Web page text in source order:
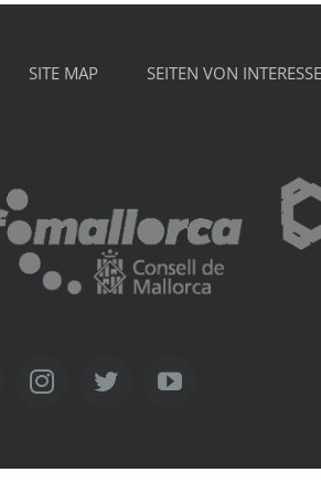
SITE MAP SEITEN VON INTERESSE
FacebookInstagramTwitterYouTube